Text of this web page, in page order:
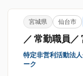
宮城県 仙台市
／ 常勤職員／
特定非営利活動法
ーク